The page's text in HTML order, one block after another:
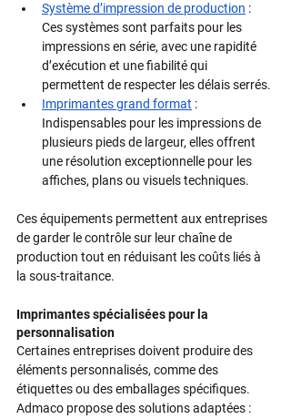
Système d’impression de production :
Ces systèmes sont parfaits pour les
impressions en série, avec une rapidité
d’exécution et une fiabilité qui
permettent de respecter les délais serrés.
Imprimantes grand format :
Indispensables pour les impressions de
plusieurs pieds de largeur, elles offrent
une résolution exceptionnelle pour les
affiches, plans ou visuels techniques.
Ces équipements permettent aux entreprises
de garder le contrôle sur leur chaîne de
production tout en réduisant les coûts liés à
la sous-traitance.
Imprimantes spécialisées pour la
personnalisation
Certaines entreprises doivent produire des
éléments personnalisés, comme des
étiquettes ou des emballages spécifiques.
Admaco propose des solutions adaptées :